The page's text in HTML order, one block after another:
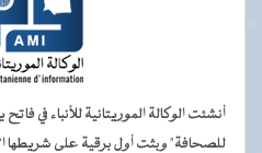
للصحافة" وبثت أول برقية على شريطها